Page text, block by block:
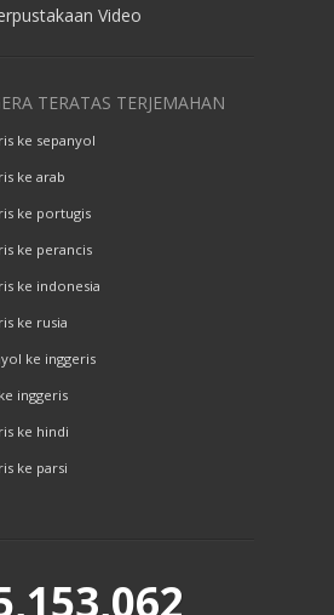
Video
TERATAS TERJEMAHAN
ke sepanyol
ke arab
ke portugis
ke perancis
ke indonesia
ke rusia
ke inggeris
inggeris
ke hindi
ke parsi